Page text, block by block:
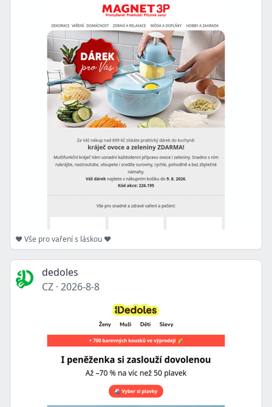
❤️ Vše pro vaření s láskou ❤️
dedoles
CZ · 2026-8-8